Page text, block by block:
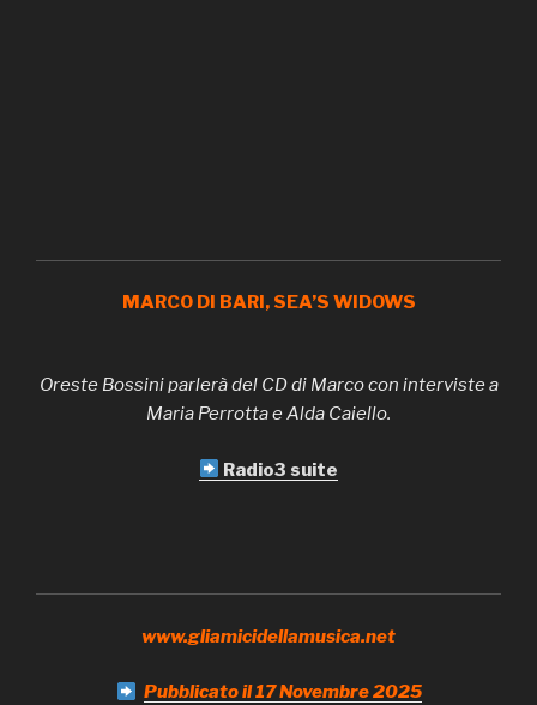
MARCO DI BARI, SEA’S WIDOWS
Oreste Bossini parlerà del CD di Marco con interviste a
Maria Perrotta e Alda Caiello.
Radio3 suite
www.gliamicidellamusica.net
Pubblicato il 17 Novembre 2025